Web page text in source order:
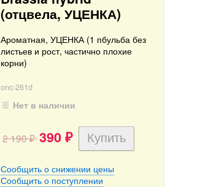
(отцвела, УЦЕНКА)
Ароматная, УЦЕНКА (1 пбульба без
листьев и рост, частично плохие
корни)
onc-261d
Нет в наличии
2 190₽ 390 ₽
Сообщить о снижении цены
Сообщить о поступлении